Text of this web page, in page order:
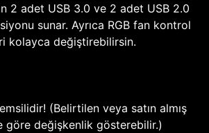
2 adet USB 3.0 ve 2 adet USB 2.0
sunar. Ayrıca RGB fan kontrol
kolayca değiştirebilirsin.
(Belirtilen veya satın almış
göre değişkenlik gösterebilir.)